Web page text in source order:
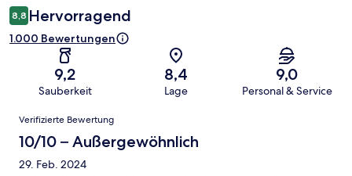
8,8 Hervorragend
1.000 Bewertungen
9,2
Sauberkeit
8,4
Lage
9,0
Personal & Service
Bewertungen
Verifizierte Bewertung
10/10 – Außergewöhnlich
29. Feb. 2024